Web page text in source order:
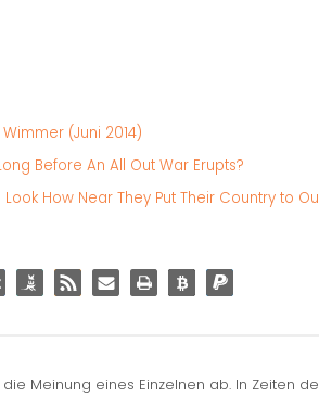
(Juni 2014)
Before An All Out War Erupts?
How Near They Put Their Country to
die Meinung eines Einzelnen ab. In